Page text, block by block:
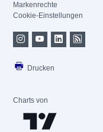
Markenrechte
Cookie-Einstellungen
Drucken
Charts von